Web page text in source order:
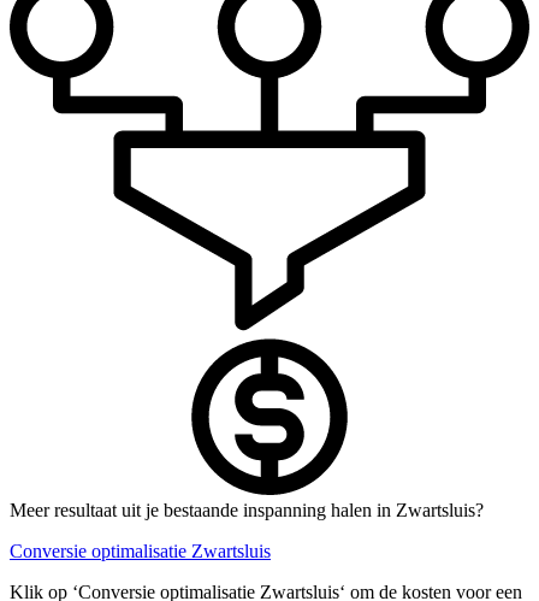
Meer resultaat uit je bestaande inspanning halen in Zwartsluis?
Conversie optimalisatie Zwartsluis
Klik op ‘Conversie optimalisatie Zwartsluis‘ om de kosten voor een